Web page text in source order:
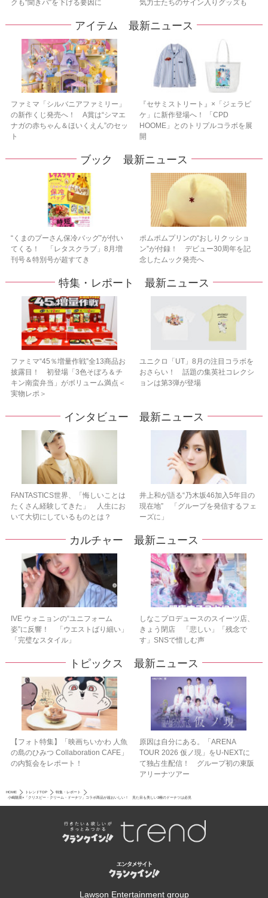
クも“聞きパ”を下げる要因に
気力士たちのサイン入りグッズも
アイテム 最新ニュース
ファミマ「シルバニアファミリー」
の新作くじ発売へ！ A賞は“シマエ
ナガの赤ちゃん＆ほいくえん”のセッ
ト
『セサミストリート』×「ジェラピ
ケ」に新作登場へ！ 「CPD
HOOME」とのトリプルコラボを展
開
ブック 最新ニュース
“くまのプーさん保冷バッグ”が付い
てくる！ 「レタスクラブ」8月増
刊号＆特別号が超すてき
ポムポムプリンの“おしりクッショ
ン”が付録！ デビュー30周年を記
念したムック発売へ
特集・レポート 最新ニュース
ファミマ“45％増量作戦”全13商品お
披露目！ 初登場「3色そぼろ＆チ
キン南蛮弁当」がボリューム満点＜
実物レポ＞
ユニクロ「UT」8月の注目コラボを
おさらい！ 話題の集英社コレクシ
ョンは第3弾が登場
インタビュー 最新ニュース
FANTASTICS世界、「悔しいことは
たくさん経験してきた」 人生にお
いて大切にしているものとは？
井上和が語る“乃木坂46加入5年目の
現在地” 「グループを発信するフェ
ーズに」
カルチャー 最新ニュース
IVE ウォニョンの“ユニフォーム
姿”に反響！ 「ウエストばり細い」
「完璧なスタイル」
しなこプロデュースのスイーツ店、
きょう閉店 「悲しい」「残念で
す」SNSで惜しむ声
トピックス 最新ニュース
【フォト特集】「映画ちいかわ 人魚
の島のひみつ Collaboration CAFE」
の内覧会をレポート！
原因は自分にある。「ARENA
TOUR 2026 仮ノ現」をU-NEXTに
て独占生配信！ グループ初の東阪
アリーナツアー
HOME トレンドTOP
特集・レポート
小嶋陽菜×「クリスピー・クリーム・ドーナツ」コラボ商品が超おいしい！ 見た目も美しい3種のドーナツは必見
Lawson Entertainment group